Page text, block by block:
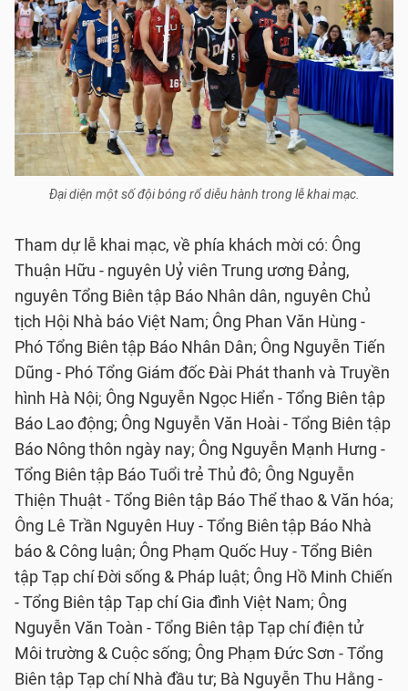
Đại diện một số đội bóng rổ diễu hành trong lễ khai mạc.
Tham dự lễ khai mạc, về phía khách mời có: Ông
Thuận Hữu - nguyên Uỷ viên Trung ương Đảng,
nguyên Tổng Biên tập Báo Nhân dân, nguyên Chủ
tịch Hội Nhà báo Việt Nam; Ông Phan Văn Hùng -
Phó Tổng Biên tập Báo Nhân Dân; Ông Nguyễn Tiến
Dũng - Phó Tổng Giám đốc Đài Phát thanh và Truyền
hình Hà Nội; Ông Nguyễn Ngọc Hiển - Tổng Biên tập
Báo Lao động; Ông Nguyễn Văn Hoài - Tổng Biên tập
Báo Nông thôn ngày nay; Ông Nguyễn Mạnh Hưng -
Tổng Biên tập Báo Tuổi trẻ Thủ đô; Ông Nguyễn
Thiện Thuật - Tổng Biên tập Báo Thể thao & Văn hóa;
Ông Lê Trần Nguyên Huy - Tổng Biên tập Báo Nhà
báo & Công luận; Ông Phạm Quốc Huy - Tổng Biên
tập Tạp chí Đời sống & Pháp luật; Ông Hồ Minh Chiến
- Tổng Biên tập Tạp chí Gia đình Việt Nam; Ông
Nguyễn Văn Toàn - Tổng Biên tập Tạp chí điện tử
Môi trường & Cuộc sống; Ông Phạm Đức Sơn - Tổng
Biên tập Tạp chí Nhà đầu tư; Bà Nguyễn Thu Hằng -